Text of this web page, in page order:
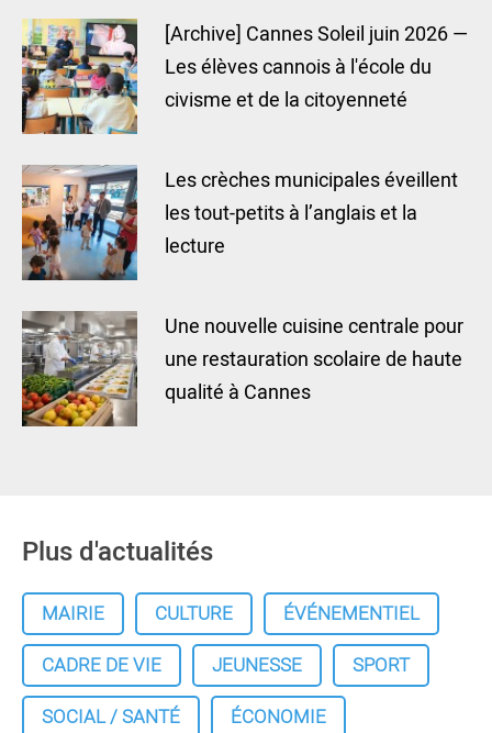
[Archive] Cannes Soleil juin 2026 —
Les élèves cannois à l'école du
civisme et de la citoyenneté
Les crèches municipales éveillent
les tout-petits à l’anglais et la
lecture
Une nouvelle cuisine centrale pour
une restauration scolaire de haute
qualité à Cannes
Plus d'actualités
MAIRIE CULTURE
ÉVÉNEMENTIEL
CADRE DE VIE
JEUNESSE
SPORT
SOCIAL / SANTÉ
ÉCONOMIE